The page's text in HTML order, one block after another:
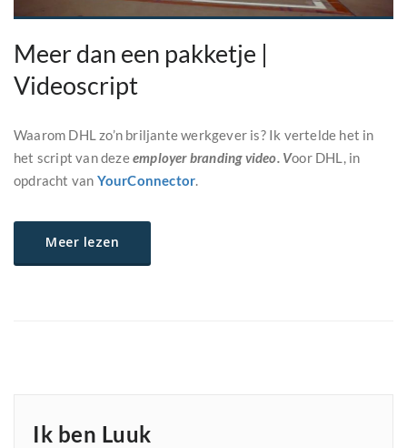
Meer dan een pakketje |
Videoscript
Waarom DHL zo’n briljante werkgever is? Ik vertelde het in
het script van dezeemployer branding video. Voor DHL, in
opdracht van YourConnector.
Meer lezen
Ik ben Luuk